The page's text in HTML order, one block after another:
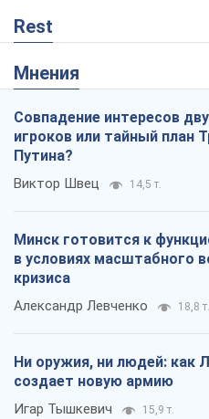
Rest
Мнения
Совпадение интересов
игроков или тайный план
Путина?
Виктор Швец 14,5 т.
Минск готовится к
в условиях масштабного
кризиса
Александр Левченко 18,8 т.
Ни оружия, ни людей: как
создает новую армию
Игар Тышкевич 15,9 т.